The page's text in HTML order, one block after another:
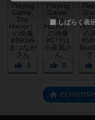
0 0
のびのび
しばらく表